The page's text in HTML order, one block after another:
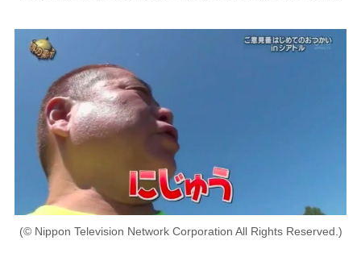
(© Nippon Television Network Corporation All Rights Reserved.)